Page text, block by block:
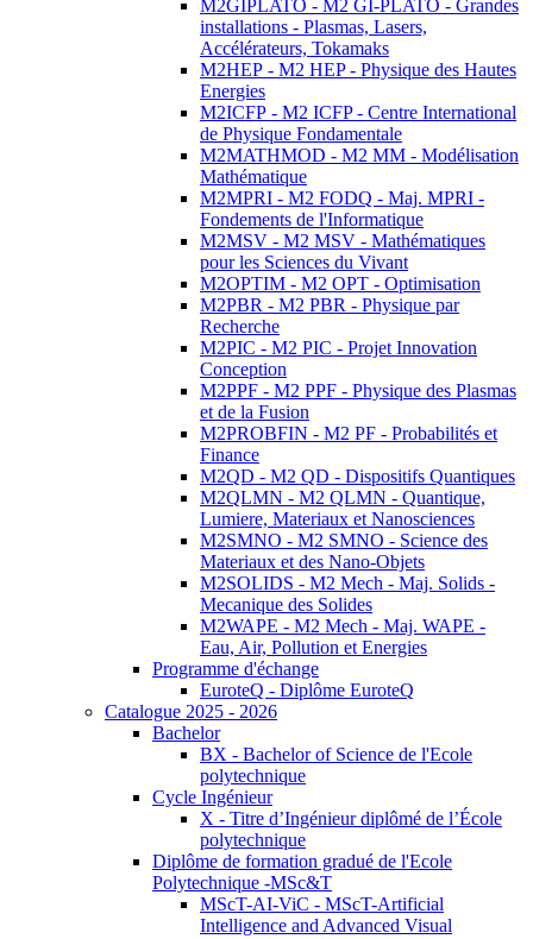
M2GIPLATO - M2 GI-PLATO - Grandes
installations - Plasmas, Lasers,
Accélérateurs, Tokamaks
M2HEP - M2 HEP - Physique des Hautes
Energies
M2ICFP - M2 ICFP - Centre International
de Physique Fondamentale
M2MATHMOD - M2 MM - Modélisation
Mathématique
M2MPRI - M2 FODQ - Maj. MPRI -
Fondements de l'Informatique
M2MSV - M2 MSV - Mathématiques
pour les Sciences du Vivant
M2OPTIM - M2 OPT - Optimisation
M2PBR - M2 PBR - Physique par
Recherche
M2PIC - M2 PIC - Projet Innovation
Conception
M2PPF - M2 PPF - Physique des Plasmas
et de la Fusion
M2PROBFIN - M2 PF - Probabilités et
Finance
M2QD - M2 QD - Dispositifs Quantiques
M2QLMN - M2 QLMN - Quantique,
Lumiere, Materiaux et Nanosciences
M2SMNO - M2 SMNO - Science des
Materiaux et des Nano-Objets
M2SOLIDS - M2 Mech - Maj. Solids -
Mecanique des Solides
M2WAPE - M2 Mech - Maj. WAPE -
Eau, Air, Pollution et Energies
Programme d'échange
EuroteQ - Diplôme EuroteQ
Catalogue 2025 - 2026
Bachelor
BX - Bachelor of Science de l'Ecole
polytechnique
Cycle Ingénieur
X - Titre d’Ingénieur diplômé de l’École
polytechnique
Diplôme de formation gradué de l'Ecole
Polytechnique -MSc&T
MScT-AI-ViC - MScT-Artificial
Intelligence and Advanced Visual